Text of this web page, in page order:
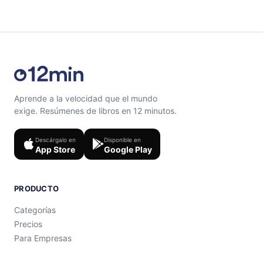
Siéntete libre de contactarnos ensupport@12min.com.
Aprende a la velocidad que el mundo
exige. Resúmenes de libros en 12 minutos.
Descárgalo en
App Store
Disponible en
Google Play
PRODUCTO
Categorías
Precios
Para Empresas